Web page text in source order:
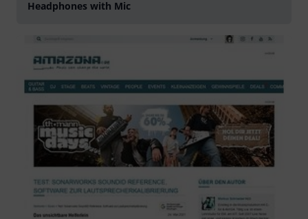
Headphones with Mic